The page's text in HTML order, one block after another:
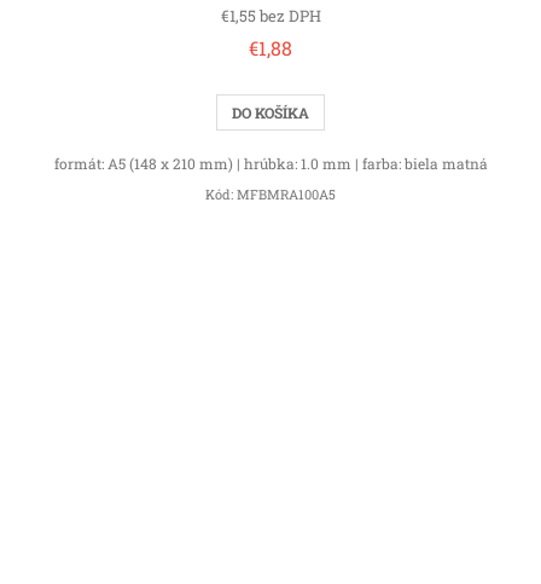
€1,55 bez DPH
€1,88
DO KOŠÍKA
formát: A5 (148 x 210 mm) | hrúbka: 1.0 mm | farba: biela matná
Kód: MFBMRA100A5